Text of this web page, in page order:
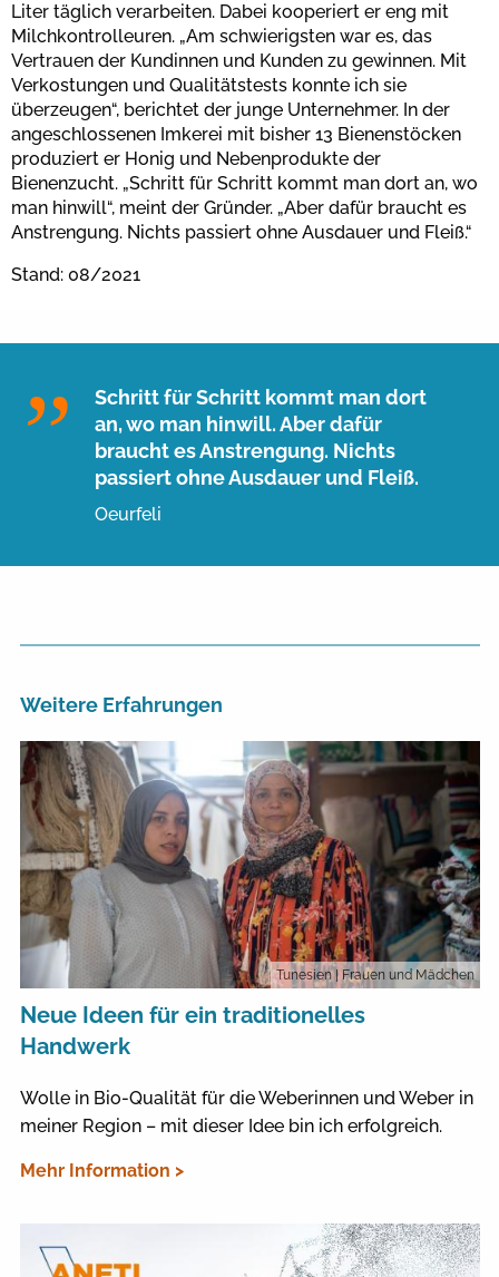
Liter täglich verarbeiten. Dabei kooperiert er eng mit
Milchkontrolleuren. „Am schwierigsten war es, das
Vertrauen der Kundinnen und Kunden zu gewinnen. Mit
Verkostungen und Qualitätstests konnte ich sie
überzeugen“, berichtet der junge Unternehmer. In der
angeschlossenen Imkerei mit bisher 13 Bienenstöcken
produziert er Honig und Nebenprodukte der
Bienenzucht. „Schritt für Schritt kommt man dort an, wo
man hinwill“, meint der Gründer. „Aber dafür braucht es
Anstrengung. Nichts passiert ohne Ausdauer und Fleiß.“
Stand: 08/2021
Schritt für Schritt kommt man dort
an, wo man hinwill. Aber dafür
braucht es Anstrengung. Nichts
passiert ohne Ausdauer und Fleiß.
Oeurfeli
Weitere Erfahrungen
Tunesien | Frauen und Mädchen
Neue Ideen für ein traditionelles
Handwerk
Wolle in Bio-Qualität für die Weberinnen und Weber in
meiner Region – mit dieser Idee bin ich erfolgreich.
Mehr Information >